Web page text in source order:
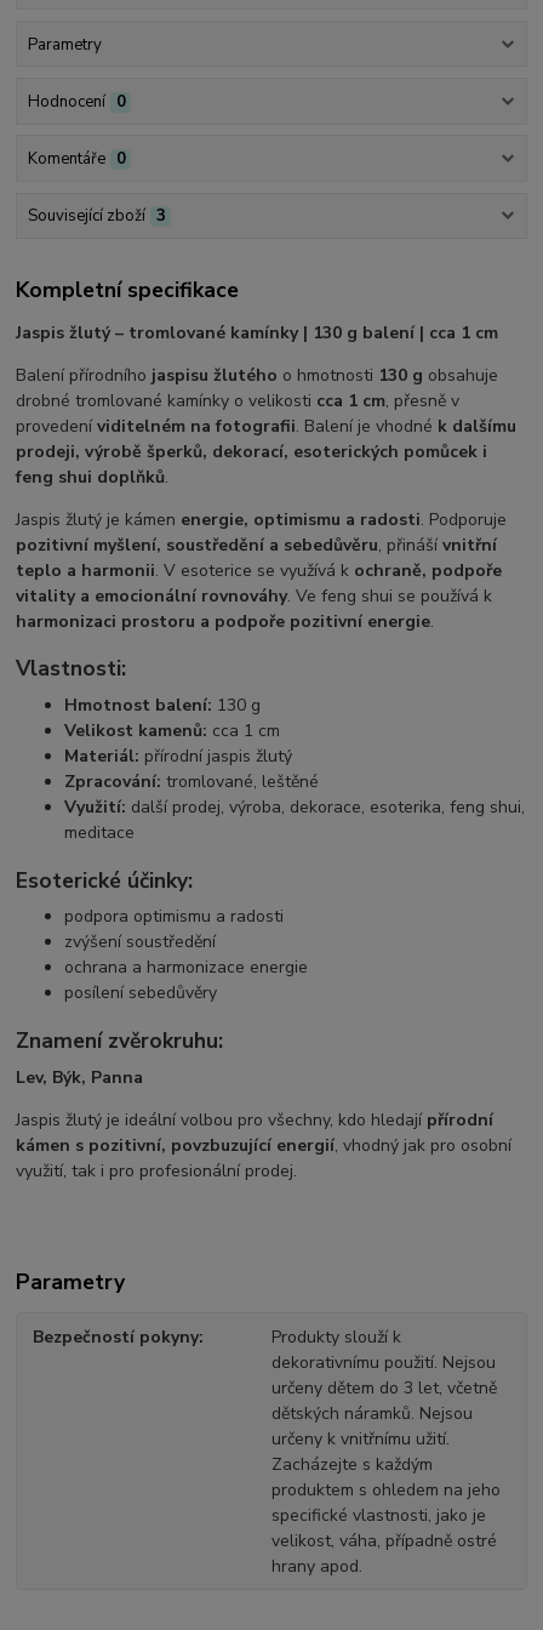
Parametry
Hodnocení 0
Komentáře 0
Související zboží 3
Kompletní specifikace
Jaspis žlutý – tromlované kamínky | 130 g balení | cca 1 cm
Balení přírodního jaspisu žlutého o hmotnosti 130 g obsahuje
drobné tromlované kamínky o velikosti cca 1 cm, přesně v
provedeníviditelném na fotografii. Balení je vhodné k dalšímu
prodeji, výrobě šperků, dekorací, esoterických pomůcek i
feng shui doplňků.
Jaspis žlutý je kámen energie, optimismu a radosti. Podporuje
pozitivní myšlení, soustředění a sebedůvěru, přinášívnitřní
teplo a harmonii. V esoterice se využívá k ochraně, podpoře
vitality a emocionální rovnováhy. Ve feng shui se používá k
harmonizaci prostoru a podpoře pozitivní energie.
Vlastnosti:
Hmotnost balení: 130 g
Velikost kamenů: cca 1 cm
Materiál: přírodní jaspis žlutý
Zpracování: tromlované, leštěné
Využití: další prodej, výroba, dekorace, esoterika, feng shui,
meditace
Esoterické účinky:
podpora optimismu a radosti
zvýšení soustředění
ochrana a harmonizace energie
posílení sebedůvěry
Znamení zvěrokruhu:
Lev, Býk, Panna
Jaspis žlutý je ideální volbou pro všechny, kdo hledají přírodní
kámen s pozitivní, povzbuzující energií, vhodný jak pro osobní
využití, tak i pro profesionální prodej.
Parametry
Bezpečností pokyny
Produkty slouží k
dekorativnímu použití. Nejsou
určeny dětem do 3 let, včetně
dětských náramků. Nejsou
určeny k vnitřnímu užití.
Zacházejte s každým
produktem s ohledem na jeho
specifické vlastnosti, jako je
velikost, váha, případně ostré
hrany apod.